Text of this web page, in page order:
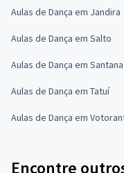
Aulas de Dança em Jandira
Aulas de Dança em Salto
Aulas de Dança em
Aulas de Dança em Tatuí
Aulas de Dança em
Encontre